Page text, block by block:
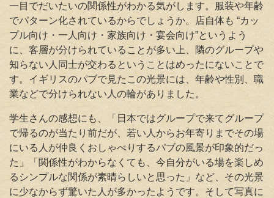
一目でだいたいの関係性がわかる気がします。服装や年齢
でパターン化されているからでしょうか。店自体も “カッ
プル向け・一人向け・家族向け・宴会向け”というよう
に、客層が分けられていることが多い上、隣のグループや
知らない人同士が交わるということはめったにないことで
す。イギリスのパブで見たこの光景には、年齢や性別、職
業などで分けられない人の輪がありました。
学生さんの感想にも、「日本ではグループで来てグループ
で帰るのが当たり前だが、若い人からお年寄りまでその場
にいる人が仲良くおしゃべりするパブの風景が印象的だっ
た」「関係性がわからなくても、今自分がいる場を楽しめ
るシンプルな関係が素晴らしいと思った」など、その光景
に少なからず驚いた人が多かったようです。そして写真に